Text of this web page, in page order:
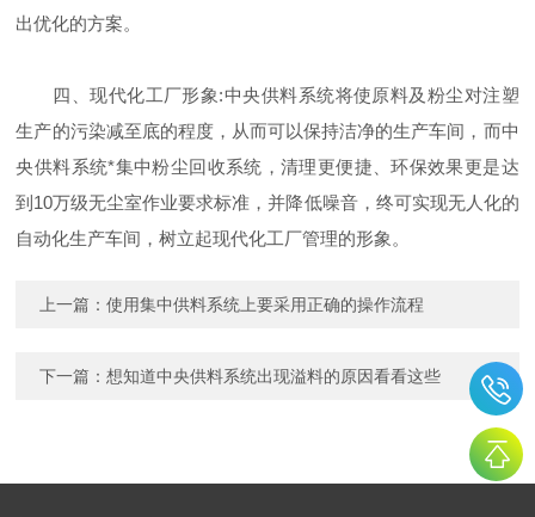
出优化的方案。
四、现代化工厂形象:中央供料系统将使原料及粉尘对注塑
生产的污染减至底的程度，从而可以保持洁净的生产车间，而中
央供料系统*集中粉尘回收系统，清理更便捷、环保效果更是达
到10万级无尘室作业要求标准，并降低噪音，终可实现无人化的
自动化生产车间，树立起现代化工厂管理的形象。
上一篇：使用集中供料系统上要采用正确的操作流程
下一篇：想知道中央供料系统出现溢料的原因看看这些